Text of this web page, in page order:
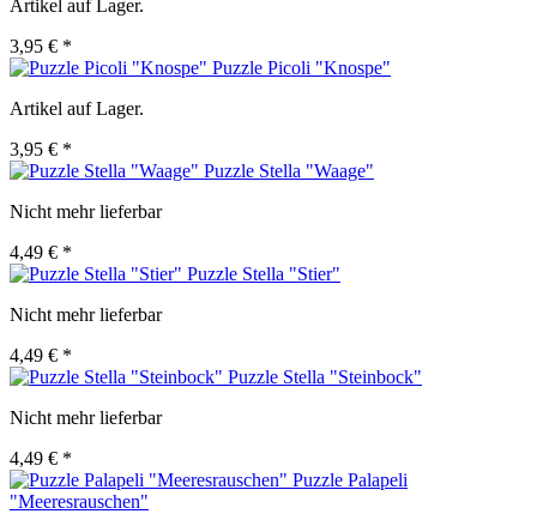
Artikel auf Lager.
3,95 € *
Puzzle Picoli "Knospe"
Artikel auf Lager.
3,95 € *
Puzzle Stella "Waage"
Nicht mehr lieferbar
4,49 € *
Puzzle Stella "Stier"
Nicht mehr lieferbar
4,49 € *
Puzzle Stella "Steinbock"
Nicht mehr lieferbar
4,49 € *
Puzzle Palapeli
"Meeresrauschen"